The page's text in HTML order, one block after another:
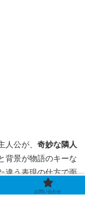
公が、 奇妙な隣人
背景が物語のキーな
違う表現の仕方で面
お問い合わせ